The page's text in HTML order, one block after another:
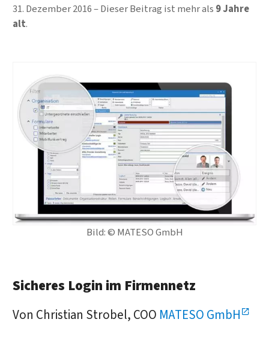
31. Dezember 2016 Dieser Beitrag ist mehr als 9 Jahre
alt.
Bild: © MATESO GmbH
Sicheres Login im Firmennetz
Von Christian Strobel, COO MATESO GmbH